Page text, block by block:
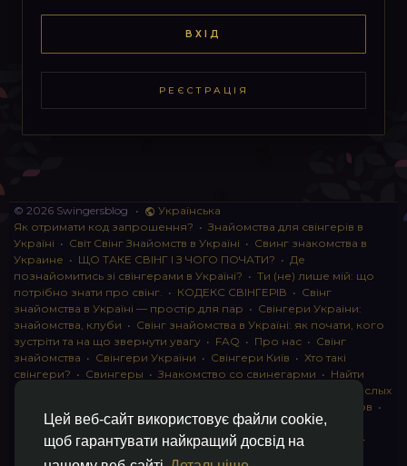
Цей веб-сайт використовує файли cookie,
щоб гарантувати найкращий досвід на
ВХІД
РЕЄСТРАЦІЯ
© 2026 Swingersblog •
Українська
Як отримати код запрошення? • Знайомства для свінгерів в
Україні • Світ Свінг Знайомств в Україні • Свинг знакомства в
Украине • ЩО ТАКЕ СВІНГ І З ЧОГО ПОЧАТИ? • Де
познайомитись зі свінгерами в Україні? • Ти (не) лише мій: що
потрібно знати про свінг. • КОДЕКС СВІНГЕРІВ • Свінг
знайомства в Україні — простір для пар • Свінгери України:
знайомства, клуби • Свінг знайомства в Україні: як почати, кого
зустріти та на що звернути увагу • FAQ • Про нас • Свінг
знайомства • Свінгери України • Свінгери Київ • Хто такі
свінгери? • Свингеры • Знакомство со свинегарми • Найти
instagram для взрослых
Клуб свингеров •
Конфіденційність• Правила• Партнерська програма
Свингеры •Свинг-пати•О свингерах откровенно
Свинг-
клуб: что это и как работает